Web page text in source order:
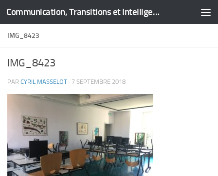
Skip to content Communication, Transitions et Intelligence Territoriale
IMG_8423
IMG_8423
PAR CYRIL MASSELOT · 7 SEPTEMBRE 2018